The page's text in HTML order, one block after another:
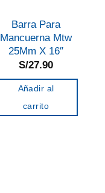
Barra Para
Mancuerna Mtw
25Mm X 16″
S/27.90
Añadir al
carrito